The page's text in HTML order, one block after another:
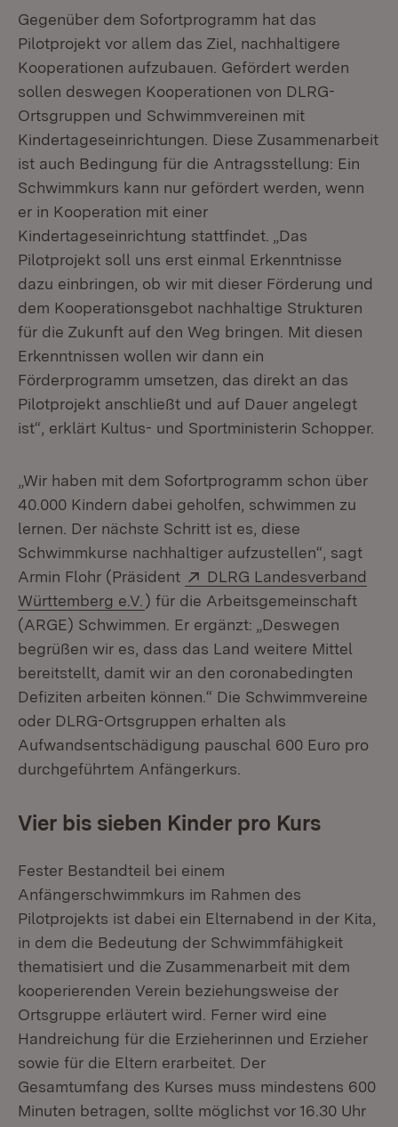
Gegenüber dem Sofortprogramm hat das
Pilotprojekt vor allem das Ziel, nachhaltigere
Kooperationen aufzubauen. Gefördert werden
sollen deswegen Kooperationen von DLRG-
Ortsgruppen und Schwimmvereinen mit
Kindertageseinrichtungen. Diese Zusammenarbeit
ist auch Bedingung für die Antragsstellung: Ein
Schwimmkurs kann nur gefördert werden, wenn
er in Kooperation mit einer
Kindertageseinrichtung stattfindet. „Das
Pilotprojekt soll uns erst einmal Erkenntnisse
dazu einbringen, ob wir mit dieser Förderung und
dem Kooperationsgebot nachhaltige Strukturen
für die Zukunft auf den Weg bringen. Mit diesen
Erkenntnissen wollen wir dann ein
Förderprogramm umsetzen, das direkt an das
Pilotprojekt anschließt und auf Dauer angelegt
ist“, erklärt Kultus- und Sportministerin Schopper.
„Wir haben mit dem Sofortprogramm schon über
40.000 Kindern dabei geholfen, schwimmen zu
lernen. Der nächste Schritt ist es, diese
Schwimmkurse nachhaltiger aufzustellen“, sagt
Armin Flohr (Präsident
Extern:
DLRG Landesverband
Württemberg e.V. (Öffnet in neuem Fenster)
) für die Arbeitsgemeinschaft
(ARGE) Schwimmen. Er ergänzt: „Deswegen
begrüßen wir es, dass das Land weitere Mittel
bereitstellt, damit wir an den coronabedingten
Defiziten arbeiten können.“ Die Schwimmvereine
oder DLRG-Ortsgruppen erhalten als
Aufwandsentschädigung pauschal 600 Euro pro
durchgeführtem Anfängerkurs.
Vier bis sieben Kinder pro Kurs
Fester Bestandteil bei einem
Anfängerschwimmkurs im Rahmen des
Pilotprojekts ist dabei ein Elternabend in der Kita,
in dem die Bedeutung der Schwimmfähigkeit
thematisiert und die Zusammenarbeit mit dem
kooperierenden Verein beziehungsweise der
Ortsgruppe erläutert wird. Ferner wird eine
Handreichung für die Erzieherinnen und Erzieher
sowie für die Eltern erarbeitet. Der
Gesamtumfang des Kurses muss mindestens 600
Minuten betragen, sollte möglichst vor 16.30 Uhr